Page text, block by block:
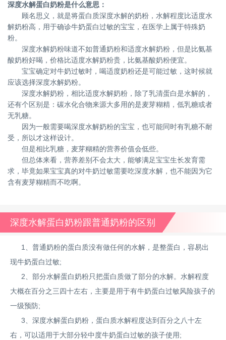
深度水解蛋白奶粉是什么意思：
顾名思义，就是将蛋白质深度水解的奶粉，水解程度比适度水
解奶粉高，用于确诊牛奶蛋白过敏的宝宝，在医学上属于特殊奶
粉。
深度水解奶粉味道不如普通奶粉和适度水解奶粉，但是比氨基
酸奶粉好喝，价格比适度水解奶粉贵，比氨基酸奶粉便宜。
宝宝确定对牛奶过敏时，喝适度奶粉还是可能过敏，这时候就
应该选择深度水解奶粉。
深度水解奶粉，相比适度水解奶粉，除了乳清蛋白是水解的，
还有个区别是：碳水化合物来源大多用的是麦芽糊精，低乳糖或者
无乳糖。
因为一般需要喝深度水解奶粉的宝宝，也可能同时有乳糖不耐
受，所以才这样设计。
但是相比乳糖，麦芽糊精的营养价值会低些。
但总体来看，营养差别不会太大，能够满足宝宝生长发育需
求，毕竟如果宝宝真的对牛奶过敏需要吃深度水解，也不能因为它
含有麦芽糊精而不吃啊。
深度水解蛋白奶粉跟普通奶粉的区别
1、普通奶粉的蛋白质没有做任何的水解，是整蛋白，容易出
现牛奶蛋白过敏;
2、部分水解蛋白奶粉只把蛋白质做了部分的水解。水解程度
大概在百分之三四十左右，主要是用于有牛奶蛋白过敏风险孩子的
一级预防;
3、深度水解蛋白奶粉，蛋白质水解程度达到百分之八十左
右，可以适用于大部分轻中度牛奶蛋白过敏的孩子使用;